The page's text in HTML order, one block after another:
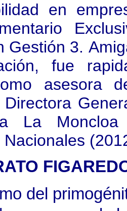
en
Gestión 3.
fue
asesora
Directora
La
Nacionales
del